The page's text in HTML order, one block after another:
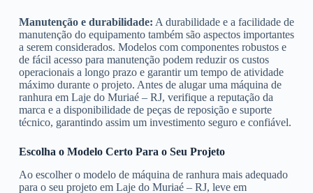
Manutenção e durabilidade: A durabilidade e a facilidade de
manutenção do equipamento também são aspectos importantes
a serem considerados. Modelos com componentes robustos e
de fácil acesso para manutenção podem reduzir os custos
operacionais a longo prazo e garantir um tempo de atividade
máximo durante o projeto. Antes de alugar uma máquina de
ranhura em Laje do Muriaé – RJ, verifique a reputação da
marca e a disponibilidade de peças de reposição e suporte
técnico, garantindo assim um investimento seguro e confiável.
Escolha o Modelo Certo Para o Seu Projeto
Ao escolher o modelo de máquina de ranhura mais adequado
para o seu projeto em Laje do Muriaé – RJ, leve em